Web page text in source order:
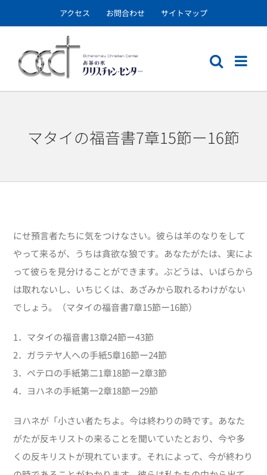
to
アクセス お問合わせ サイトマップ
マタイの福音書7章15節ー16節
にせ預言者たちに気をつけなさい。彼らは羊のなりをして
やって来るが、うちは貪欲な狼です。あなたがたは、実によ
って彼らを見分けることができます。ぶどうは、いばらから
は取れないし、いちじくは、あざみから取れるわけがない
でしょう。（マタイの福音書7章15節ー16節）
1．マタイの福音書13章24節ー43節
2．ガラテヤ人への手紙5章16節ー24節
3．ペテロの手紙第二1章18節ー2章3節
4．ヨハネの手紙第一2章18節ー29節
ヨハネが「小さい者たちよ。今は終わりの時です。あなた
がたが反キリストの来ることを聞いていたとおり、今や多
くの反キリストが現れています。それによって、今が終わり